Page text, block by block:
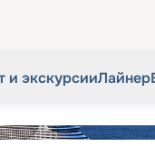
и экскурсииЛайнер